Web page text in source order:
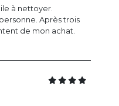
à nettoyer.
Après trois
de mon achat.